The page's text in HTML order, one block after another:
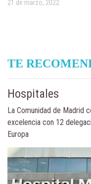
21 de marzo, 2022
TE
Hospitales
La Comunidad de Madrid
excelencia con 12
Europa